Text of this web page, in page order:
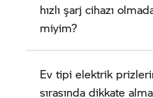
hızlı şarj cihazı
miyim?
Ev tipi elektrik
sırasında dikkate